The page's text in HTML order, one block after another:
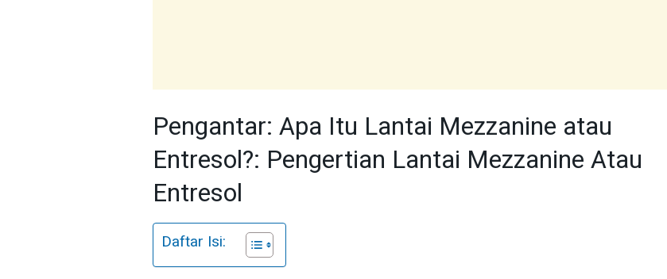
Pengantar: Apa Itu Lantai Mezzanine atau
Entresol?: Pengertian Lantai Mezzanine Atau
Entresol
Daftar Isi: